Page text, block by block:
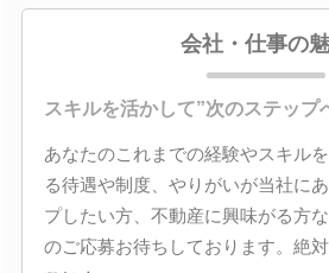
会社・仕事の
スキルを活かして”次のステップ
あなたのこれまでの経験やスキル
る待遇や制度、やりがいが当社に
プしたい方、不動産に興味がる方
のご応募お待ちしております。絶